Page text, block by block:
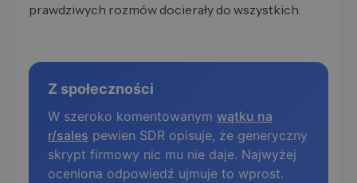
prawdziwych rozmów docierały do wszystkich.
Z społeczności
W szeroko komentowanym wątku na
r/sales pewien SDR opisuje, że generyczny
skrypt firmowy nic mu nie daje. Najwyżej
oceniona odpowiedź ujmuje to wprost.